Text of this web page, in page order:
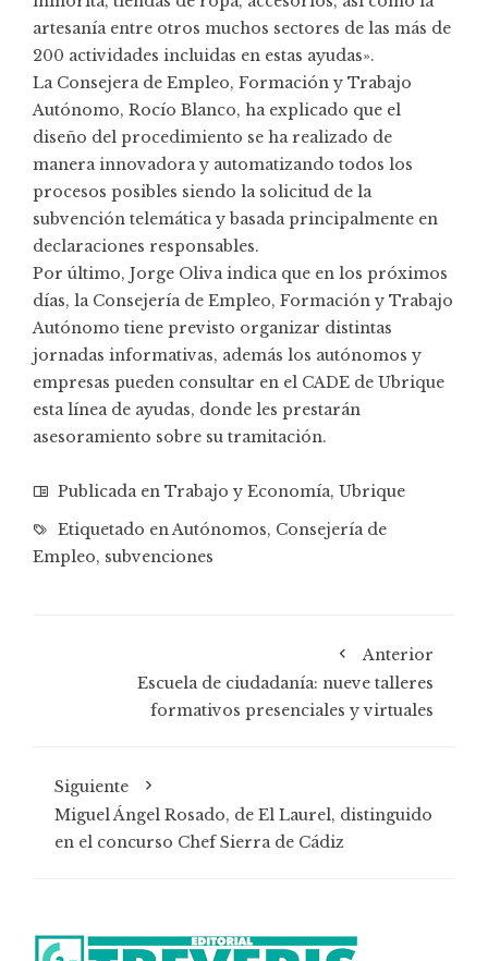
artesanía entre otros muchos sectores de las más de
200 actividades incluidas en estas ayudas».
La Consejera de Empleo, Formación y Trabajo
Autónomo, Rocío Blanco, ha explicado que el
diseño del procedimiento se ha realizado de
manera innovadora y automatizando todos los
procesos posibles siendo la solicitud de la
subvención telemática y basada principalmente en
declaraciones responsables.
Por último, Jorge Oliva indica que en los próximos
días, la Consejería de Empleo, Formación y Trabajo
Autónomo tiene previsto organizar distintas
jornadas informativas, además los autónomos y
empresas pueden consultar en el CADE de Ubrique
esta línea de ayudas, donde les prestarán
asesoramiento sobre su tramitación.
Publicada en Trabajo y Economía, Ubrique
Etiquetado enAutónomos, Consejería de
Empleo, subvenciones
Anterior
Escuela de ciudadanía: nueve talleres
formativos presenciales y virtuales
Siguiente
Miguel Ángel Rosado, de El Laurel, distinguido
en el concurso Chef Sierra de Cádiz